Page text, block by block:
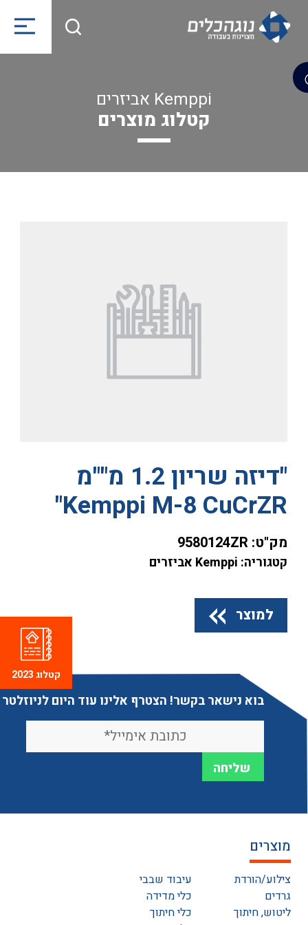
Kemppi אביזרים
קטלוג מוצרים
"דיזה שריון 1.2 מ""מ
Kemppi M-8 CuCrZR"
מק"ט: 9580124ZR
קטגוריה: Kemppi אביזרים
למוצר
בוא נישאר בקשר! הצטרף אלינו עוד היום לניוזלטר
מוצרים
צילוע/הורדת
גרדים
ליטוש, חיתוך
עיבוד שבבי
כלי מדידה
כלי חיתוך
קטלוג 2023